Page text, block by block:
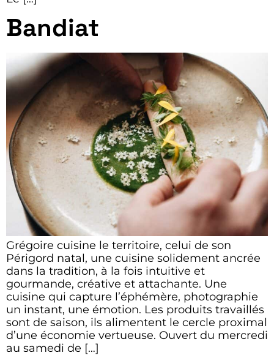
Bandiat
Grégoire cuisine le territoire, celui de son
Périgord natal, une cuisine solidement ancrée
dans la tradition, à la fois intuitive et
gourmande, créative et attachante. Une
cuisine qui capture l’éphémère, photographie
un instant, une émotion. Les produits travaillés
sont de saison, ils alimentent le cercle proximal
d’une économie vertueuse. Ouvert du mercredi
au samedi de […]